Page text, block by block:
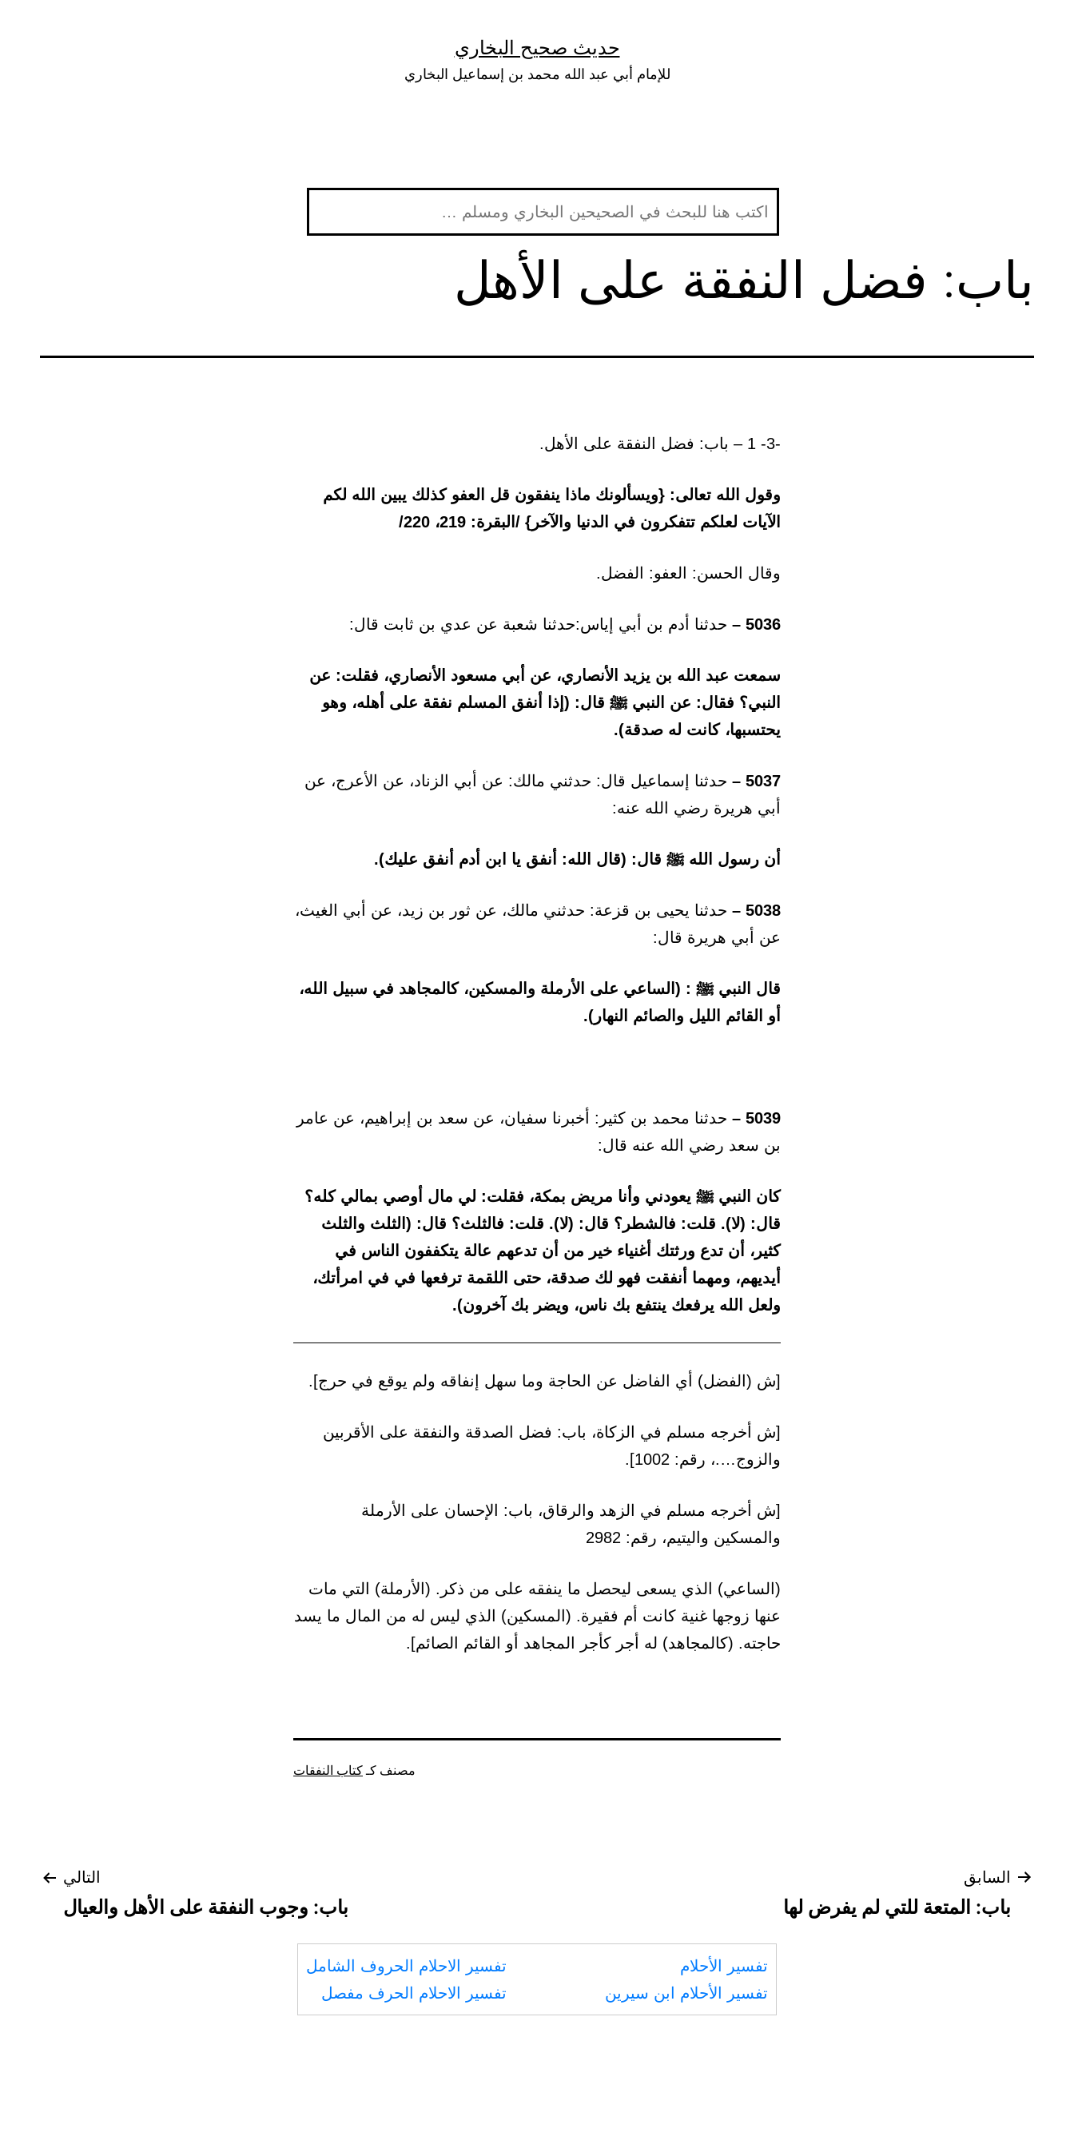
حديث صحيح البخاري
للإمام أبي عبد الله محمد بن إسماعيل البخاري
باب: فضل النفقة على الأهل
-3- 1 – باب: فضل النفقة على الأهل.
وقول الله تعالى: {ويسألونك ماذا ينفقون قل العفو كذلك يبين الله لكم
الآيات لعلكم تتفكرون في الدنيا والآخر} /البقرة: 219، 220/
وقال الحسن: العفو: الفضل.
5036 – حدثنا أدم بن أبي إياس:حدثنا شعبة عن عدي بن ثابت قال:
سمعت عبد الله بن يزيد الأنصاري، عن أبي مسعود الأنصاري، فقلت: عن
النبي؟ فقال: عن النبي ﷺ قال: (إذا أنفق المسلم نفقة على أهله، وهو
يحتسبها، كانت له صدقة).
5037 –
حدثنا إسماعيل قال: حدثني مالك: عن أبي الزناد، عن الأعرج، عن
أبي هريرة رضي الله عنه:
أن رسول الله ﷺ قال: (قال الله: أنفق يا ابن أدم أنفق عليك).
5038 –
حدثنا يحيى بن قزعة: حدثني مالك، عن ثور بن زيد، عن أبي الغيث،
عن أبي هريرة قال:
قال النبي ﷺ : (الساعي على الأرملة والمسكين، كالمجاهد في سبيل الله،
أو القائم الليل والصائم النهار).
5039 –
حدثنا محمد بن كثير: أخبرنا سفيان، عن سعد بن إبراهيم، عن عامر
بن سعد رضي الله عنه قال:
كان النبي ﷺ يعودني وأنا مريض بمكة، فقلت: لي مال أوصي بمالي كله؟
قال: (لا). قلت: فالشطر؟ قال: (لا). قلت: فالثلث؟ قال: (الثلث والثلث
كثير، أن تدع ورثتك أغنياء خير من أن تدعهم عالة يتكففون الناس في
أيديهم، ومهما أنفقت فهو لك صدقة، حتى اللقمة ترفعها في في امرأتك،
ولعل الله يرفعك ينتفع بك ناس، ويضر بك آخرون).
[ش (الفضل) أي الفاضل عن الحاجة وما سهل إنفاقه ولم يوقع في حرج].
[ش أخرجه مسلم في الزكاة، باب: فضل الصدقة والنفقة على الأقربين
والزوج….، رقم: 1002].
[ش أخرجه مسلم في الزهد والرقاق، باب: الإحسان على الأرملة
والمسكين واليتيم، رقم: 2982
(الساعي) الذي يسعى ليحصل ما ينفقه على من ذكر. (الأرملة) التي مات
عنها زوجها غنية كانت أم فقيرة. (المسكين) الذي ليس له من المال ما يسد
حاجته. (كالمجاهد) له أجر كأجر المجاهد أو القائم الصائم].
مصنف كـ كتاب النفقات
تصفّح
المقالات
السابق
باب: المتعة للتي لم يفرض لها
التالي
باب: وجوب النفقة على الأهل والعيال
تفسير الأحلام
تفسير الأحلام ابن سيرين
تفسير الاحلام الحروف الشامل
تفسير الاحلام الحرف مفصل